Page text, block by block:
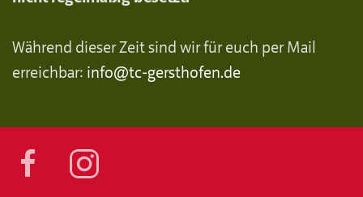
Während dieser Zeit sind wir für euch per Mail
erreichbar: info@tc-gersthofen.de